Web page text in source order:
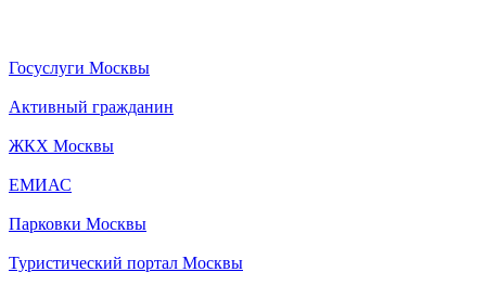
Госуслуги Москвы
Активный гражданин
ЖКХ Москвы
ЕМИАС
Парковки Москвы
Туристический портал Москвы